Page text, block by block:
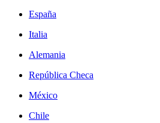
España
Italia
Alemania
República Checa
México
Chile